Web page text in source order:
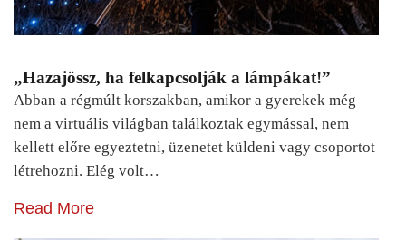
„Hazajössz, ha felkapcsolják a lámpákat!”
Abban a régmúlt korszakban, amikor a gyerekek még
nem a virtuális világban találkoztak egymással, nem
kellett előre egyeztetni, üzenetet küldeni vagy csoportot
létrehozni. Elég volt…
Read More